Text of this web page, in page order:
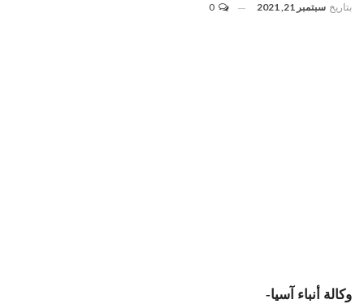
بتاريخ سبتمبر 21, 2021
وكالة أنباء آسيا-